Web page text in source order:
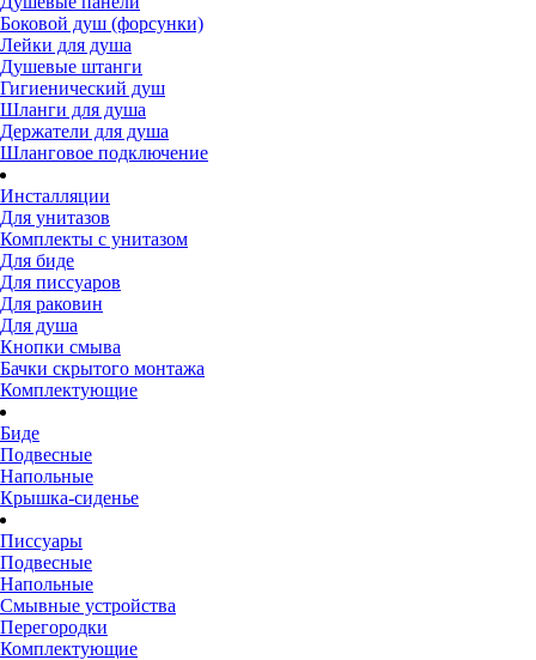
Боковой душ (форсунки)
Лейки для душа
Душевые штанги
Гигиенический душ
Шланги для душа
Держатели для душа
Шланговое подключение
Инсталляции
Для унитазов
Комплекты с унитазом
Для биде
Для писсуаров
Для раковин
Для душа
Кнопки смыва
Бачки скрытого монтажа
Комплектующие
Биде
Подвесные
Напольные
Крышка-сиденье
Писсуары
Подвесные
Напольные
Смывные устройства
Перегородки
Комплектующие